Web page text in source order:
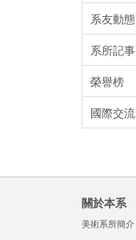
系友動態
系所記事
榮譽榜
國際交流
關於本系
美術系所簡介